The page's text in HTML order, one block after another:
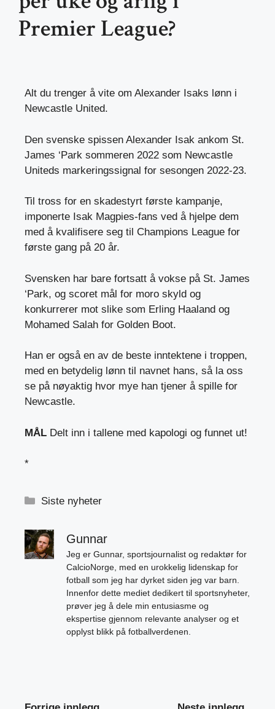
Premier League?
Alt du trenger å vite om Alexander Isaks lønn i
Newcastle United.
Den svenske spissen Alexander Isak ankom St.
James ‘Park sommeren 2022 som Newcastle
Uniteds markeringssignal for sesongen 2022-23.
Til tross for en skadestyrt første kampanje,
imponerte Isak Magpies-fans ved å hjelpe dem
med å kvalifisere seg til Champions League for
første gang på 20 år.
Svensken har bare fortsatt å vokse på St. James
‘Park, og scoret mål for moro skyld og
konkurrerer mot slike som Erling Haaland og
Mohamed Salah for Golden Boot.
Han er også en av de beste inntektene i troppen,
med en betydelig lønn til navnet hans, så la oss
se på nøyaktig hvor mye han tjener å spille for
Newcastle.
MÅL Delt inn i tallene med kapologi og funnet ut!
*
Kategorier
Siste nyheter
Gunnar
Jeg er Gunnar, sportsjournalist og redaktør for
CalcioNorge, med en urokkelig lidenskap for
fotball som jeg har dyrket siden jeg var barn.
Innenfor dette mediet dedikert til sportsnyheter,
prøver jeg å dele min entusiasme og
ekspertise gjennom relevante analyser og et
opplyst blikk på fotballverdenen.